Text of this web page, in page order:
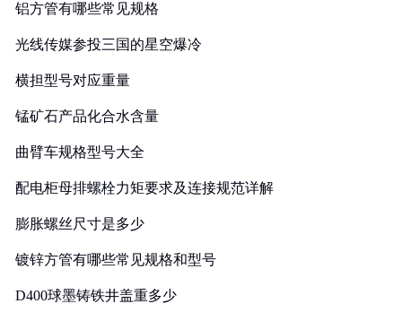
铝方管有哪些常见规格
光线传媒参投三国的星空爆冷
横担型号对应重量
锰矿石产品化合水含量
曲臂车规格型号大全
配电柜母排螺栓力矩要求及连接规范详解
膨胀螺丝尺寸是多少
镀锌方管有哪些常见规格和型号
D400球墨铸铁井盖重多少